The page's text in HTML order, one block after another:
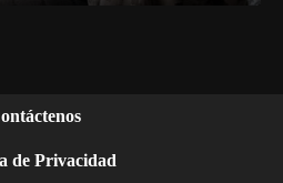
de Privacidad